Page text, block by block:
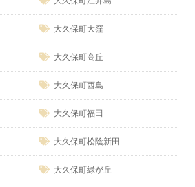
大久保町大窪
大久保町高丘
大久保町西島
大久保町福田
大久保町松陰新田
大久保町緑が丘